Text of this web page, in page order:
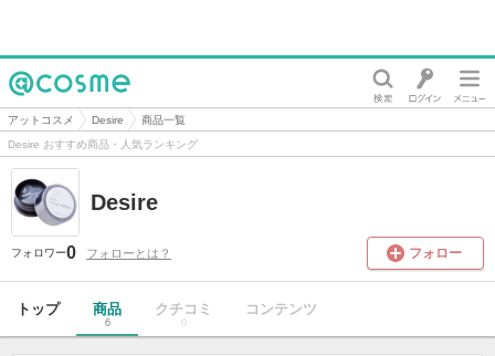
@cosme
アットコスメ Desire
商品一覧
Desire おすすめ商品・人気ランキング
Desire
フォロワー0 フォローとは？ フォロー
トップ 商品
6
クチコミ
0
コンテンツ